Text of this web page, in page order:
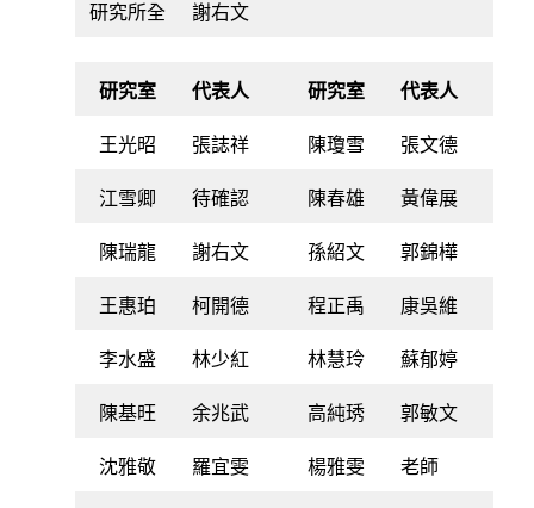
研究所全 謝右文
研究室 代表人 研究室 代表人
王光昭 張誌祥 陳瓊雪 張文德
江雪卿 待確認 陳春雄 黃偉展
陳瑞龍 謝右文 孫紹文 郭錦樺
王惠珀 柯開德 程正禹 康吳維
李水盛 林少紅 林慧玲 蘇郁婷
陳基旺 余兆武 高純琇 郭敏文
沈雅敬 羅宜雯 楊雅雯 老師